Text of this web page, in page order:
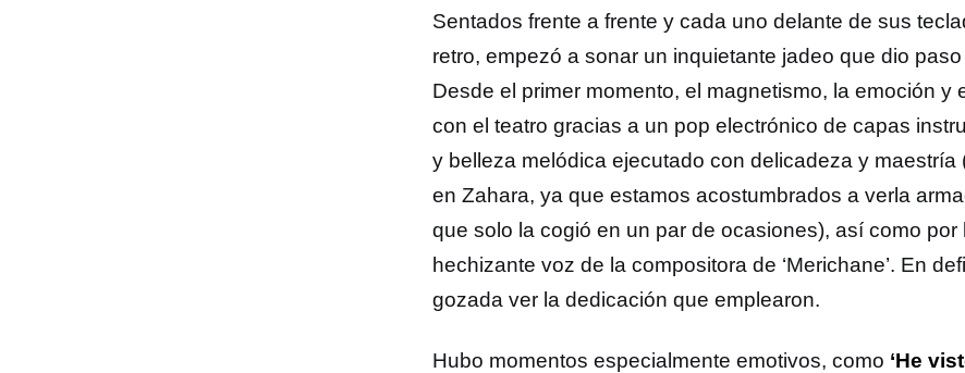
Sentados frente a frente y cada uno delante de sus
retro, empezó a sonar un inquietante jadeo que dio
Desde el primer momento, el magnetismo, la emoción y
con el teatro gracias a un pop electrónico de capas
y belleza melódica ejecutado con delicadeza y maestría
en Zahara, ya que estamos acostumbrados a verla
que solo la cogió en un par de ocasiones), así como por
hechizante voz de la compositora de ‘Merichane’. En
gozada ver la dedicación que emplearon.
Hubo momentos especialmente emotivos, como ‘He